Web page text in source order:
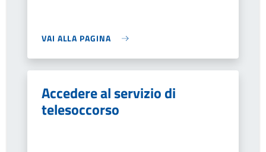
VAI ALLA PAGINA
Accedere al servizio di
telesoccorso